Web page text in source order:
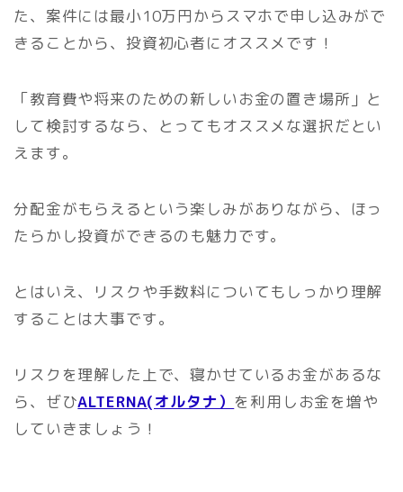
た、案件には最小10万円からスマホで申し込みがで
きることから、投資初心者にオススメです！
「教育費や将来のための新しいお金の置き場所」と
して検討するなら、とってもオススメな選択だとい
えます。
分配金がもらえるという楽しみがありながら、ほっ
たらかし投資ができるのも魅力です。
とはいえ、リスクや手数料についてもしっかり理解
することは大事です。
リスクを理解した上で、寝かせているお金があるな
ら、ぜひALTERNA(オルタナ） を利用しお金を増や
していきましょう！